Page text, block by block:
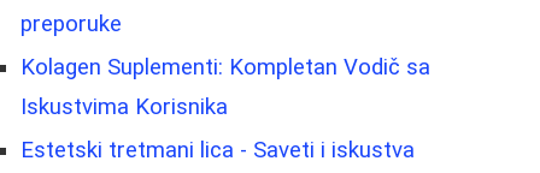
preporuke
Kolagen Suplementi: Kompletan Vodič sa
Iskustvima Korisnika
Estetski tretmani lica - Saveti i iskustva